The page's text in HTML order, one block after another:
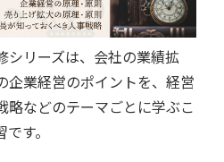
シリーズは、会社の業績拡
企業経営のポイントを、経営
略などのテーマごとに学ぶこ
す。